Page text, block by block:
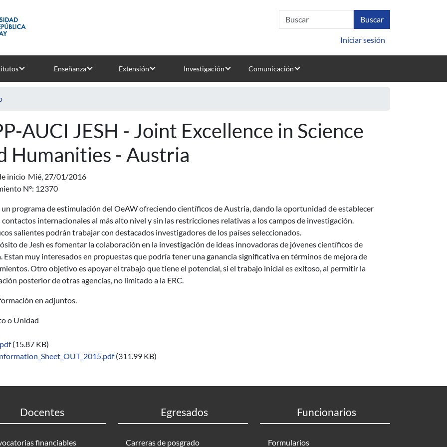
Iniciar sesión
Enseñanza Extensión Investigación Comunicación
AUCI JESH - Joint Excellence in Science
Humanities - Austria
inicio Mié, 27/01/2016
N°: 12370
un programa de estimulación del OeAW ofreciendo científicos de Austria, dando la oportunidad de establecer
contactos internacionales al más alto nivel y sin las restricciones relativas a los campos de investigación.
salientes podrán trabajar con destacados investigadores de los países seleccionados.
de Jesh es fomentar la colaboración en la investigación de ideas innovadoras de jóvenes científicos de
Estan muy interesados ​​en propuestas que podría tener una ganancia significativa en términos de mejora de
Otro objetivo es apoyar el trabajo que tiene el potencial, si el trabajo inicial es exitoso, al permitir la
posterior de otras agencias, no limitado a la ERC.
en adjuntos.
o Unidad
(15.87 KB)
(311.99 KB)
Docentes
financiables
Egresados
Carreras de posgrado
Funcionarios
Formularios